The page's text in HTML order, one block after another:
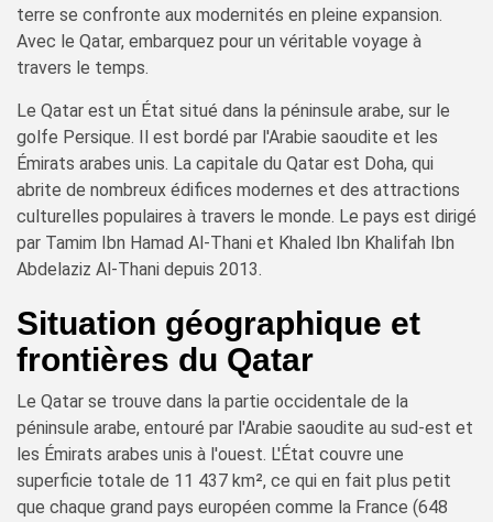
terre se confronte aux modernités en pleine expansion.
Avec le Qatar, embarquez pour un véritable voyage à
travers le temps.
Le Qatar est un État situé dans la péninsule arabe, sur le
golfe Persique. Il est bordé par l'Arabie saoudite et les
Émirats arabes unis. La capitale du Qatar est Doha, qui
abrite de nombreux édifices modernes et des attractions
culturelles populaires à travers le monde. Le pays est dirigé
par Tamim Ibn Hamad Al-Thani et Khaled Ibn Khalifah Ibn
Abdelaziz Al-Thani depuis 2013.
Situation géographique et
frontières du Qatar
Le Qatar se trouve dans la partie occidentale de la
péninsule arabe, entouré par l'Arabie saoudite au sud-est et
les Émirats arabes unis à l'ouest. L'État couvre une
superficie totale de 11 437 km², ce qui en fait plus petit
que chaque grand pays européen comme la France (648